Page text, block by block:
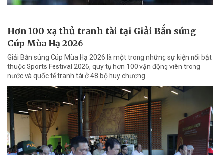
Hơn 100 xạ thủ tranh tài tại Giải Bắn súng
Cúp Mùa Hạ 2026
Giải Bắn súng Cúp Mùa Hạ 2026 là một trong những sự kiện nổi bật
thuộc Sports Festival 2026, quy tụ hơn 100 vận động viên trong
nước và quốc tế tranh tài ở 48 bộ huy chương.